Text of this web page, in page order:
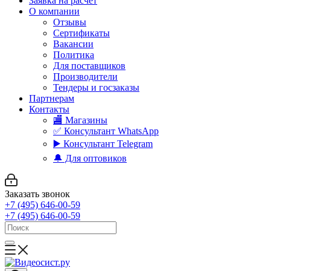
О компании
Отзывы
Сертификаты
Вакансии
Политика
Для поставщиков
Производители
Тендеры и госзаказы
Партнерам
Контакты
🏬 Магазины
✅️ Консультант WhatsApp
▶️ Консультант Telegram
🔔 Для оптовиков
Заказать звонок
+7 (495) 646-00-59
+7 (495) 646-00-59